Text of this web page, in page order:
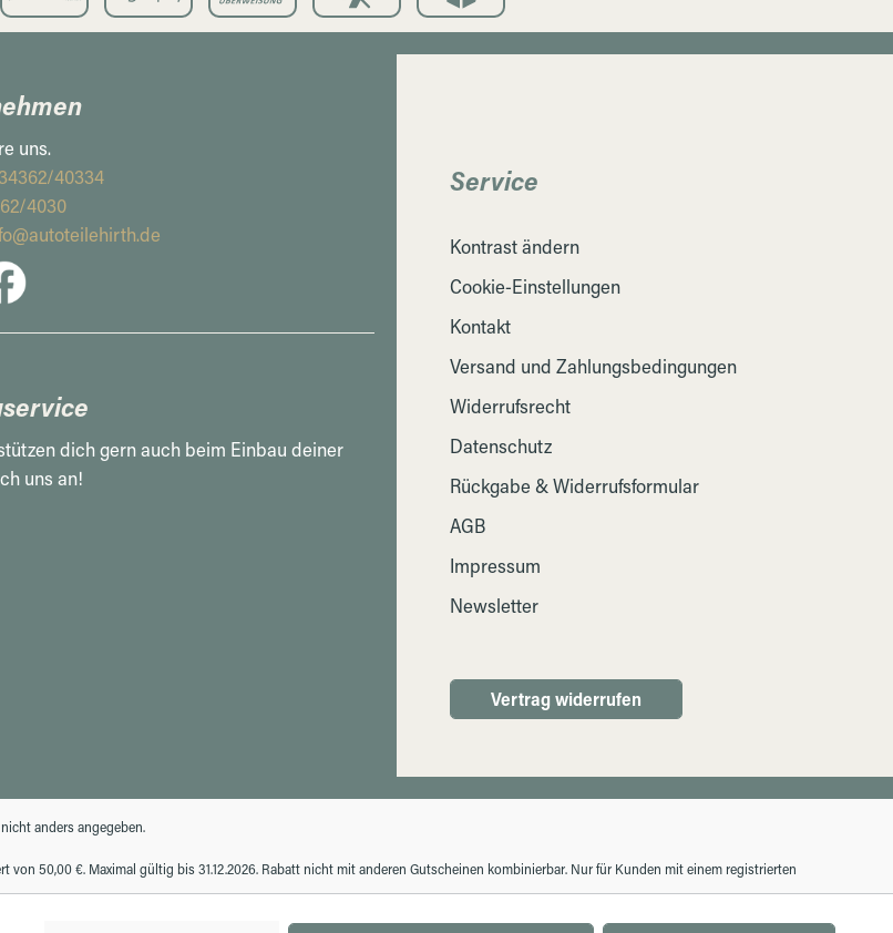
uns.
40334
4030
dich gern auch beim Einbau deiner
uns an!
Service
Kontrast ändern
Cookie-Einstellungen
Kontakt
Versand und Zahlungsbedingungen
Widerrufsrecht
Datenschutz
Rückgabe & Widerrufsformular
AGB
Impressum
Newsletter
Vertrag widerrufen
anders angegeben.
50,00 €. Maximal gültig bis 31.12.2026. Rabatt nicht mit anderen Gutscheinen kombinierbar. Nur für Kunden mit einem registrierten